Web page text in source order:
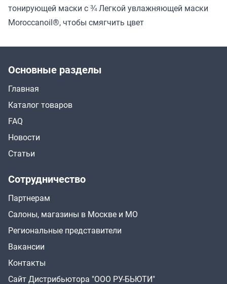
тонирующей маски с ¾ Легкой увлажняющей маски
Moroccanoil®, чтобы смягчить цвет
Основные разделы
Главная
Каталог товаров
FAQ
Новости
Статьи
Сотрудничество
Партнерам
Салоны, магазины в Москве и МО
Региональные представители
Вакансии
Контакты
Сайт Дистрибьютора "ООО РУ-БЬЮТИ"